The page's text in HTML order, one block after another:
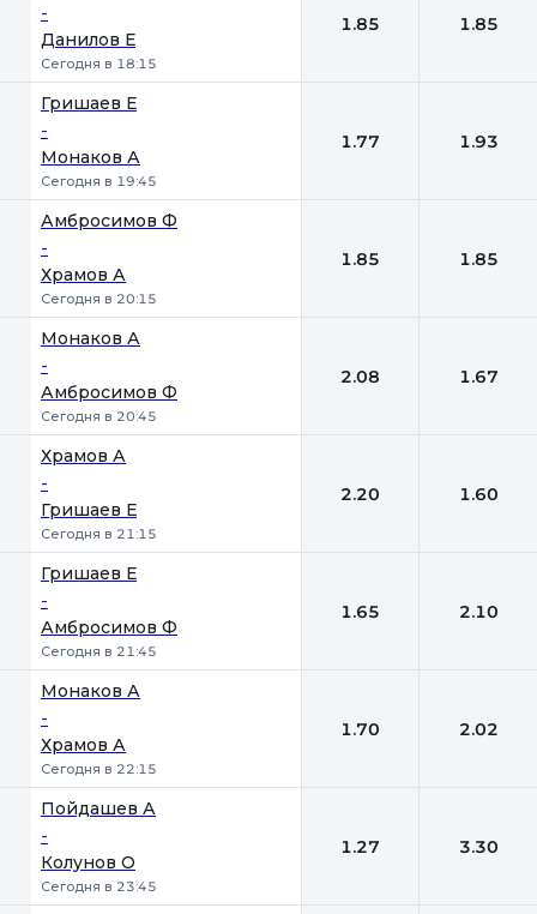
-
Данилов Е
Сегодня в 18:15
1.85 1.85
Гришаев Е
-
Монаков А
Сегодня в 19:45
1.77 1.93
Амбросимов Ф
-
Храмов А
Сегодня в 20:15
1.85 1.85
Монаков А
-
Амбросимов Ф
Сегодня в 20:45
2.08 1.67
Храмов А
-
Гришаев Е
Сегодня в 21:15
2.20 1.60
Гришаев Е
-
Амбросимов Ф
Сегодня в 21:45
1.65 2.10
Монаков А
-
Храмов А
Сегодня в 22:15
1.70 2.02
Пойдашев А
-
Колунов О
Сегодня в 23:45
1.27 3.30